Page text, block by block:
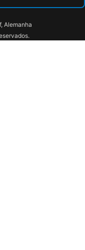
Alemanha